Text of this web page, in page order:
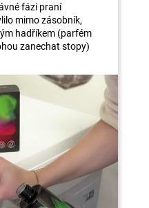
fázi praní
mimo zásobník,
hadříkem (parfém
zanechat stopy)